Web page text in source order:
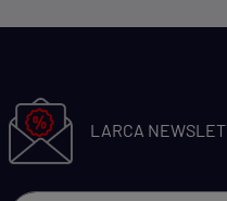
LARCA